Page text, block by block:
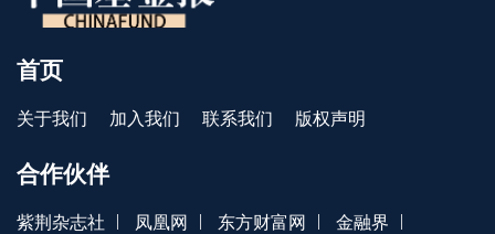
首页
关于我们 加入我们 联系我们 版权声明
合作伙伴
紫荆杂志社 凤凰网 东方财富网 金融界